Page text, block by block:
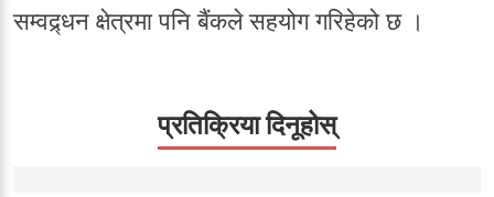
सम्वद्र्धन क्षेत्रमा पनि बैंकले सहयोग गरिहेको छ ।
प्रतिक्रिया दिनूहोस्